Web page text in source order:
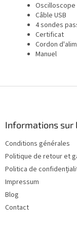
Oscilloscope
Câble USB
4 sondes
Certificat
Cordon
Manuel
p
Informations sur
Conditions générales
Politique de retour et
Politica de
Impressum
Blog
Contact